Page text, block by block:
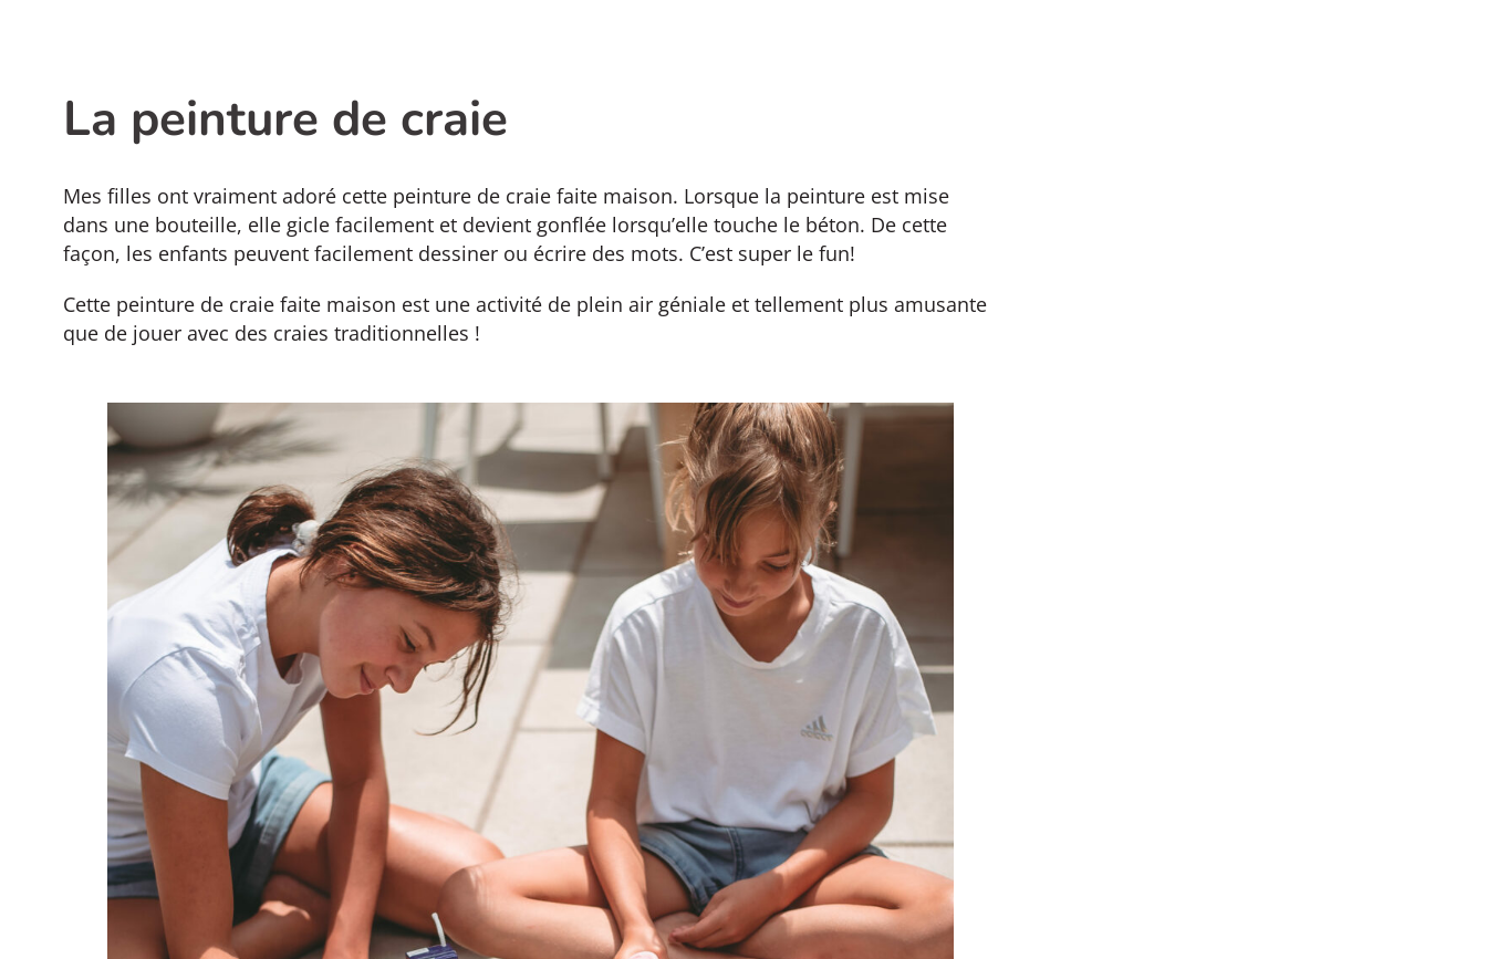
La peinture de craie
Mes filles ont vraiment adoré cette peinture de craie faite maison. Lorsque la peinture est mise
dans une bouteille, elle gicle facilement et devient gonflée lorsqu’elle touche le béton. De cette
façon, les enfants peuvent facilement dessiner ou écrire des mots. C’est super le fun!
Cette peinture de craie faite maison est une activité de plein air géniale et tellement plus amusante
que de jouer avec des craies traditionnelles !